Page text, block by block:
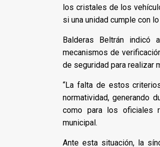
los cristales de los
si una unidad cumple con
Balderas Beltrán indicó
mecanismos de
de seguridad para realizar
“La falta de estos
normatividad, generando
como para los oficiales
municipal.
Ante esta situación, la